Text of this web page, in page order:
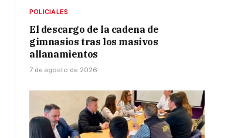
POLICIALES
El descargo de la cadena de
gimnasios tras los masivos
allanamientos
7 de agosto de 2026